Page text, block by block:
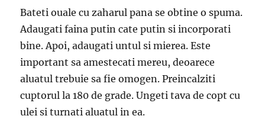
Bateti ouale cu zaharul pana se obtine o spuma.
Adaugati faina putin cate putin si incorporati
bine. Apoi, adaugati untul si mierea. Este
important sa amestecati mereu, deoarece
aluatul trebuie sa fie omogen. Preincalziti
cuptorul la 180 de grade. Ungeti tava de copt cu
ulei si turnati aluatul in ea.